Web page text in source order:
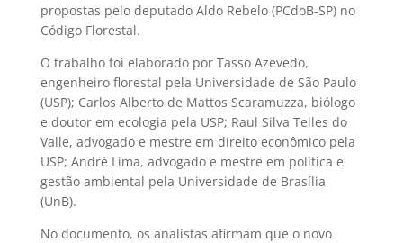
propostas pelo deputado Aldo Rebelo (PCdoB-SP) no
Código Florestal.
O trabalho foi elaborado por Tasso Azevedo,
engenheiro florestal pela Universidade de São Paulo
(USP); Carlos Alberto de Mattos Scaramuzza, biólogo
e doutor em ecologia pela USP; Raul Silva Telles do
Valle, advogado e mestre em direito econômico pela
USP; André Lima, advogado e mestre em política e
gestão ambiental pela Universidade de Brasília
(UnB).
No documento, os analistas afirmam que o novo